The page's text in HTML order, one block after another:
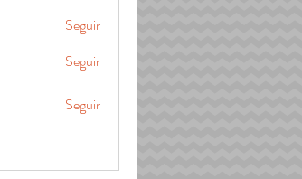
Seguir
Seguir
Seguir